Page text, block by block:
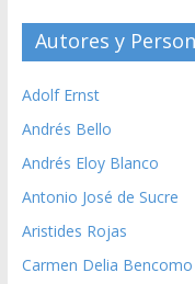
Autores y
Adolf Ernst
Andrés Bello
Andrés Eloy Blanco
Antonio José de Sucre
Aristides Rojas
Carmen Delia Bencomo